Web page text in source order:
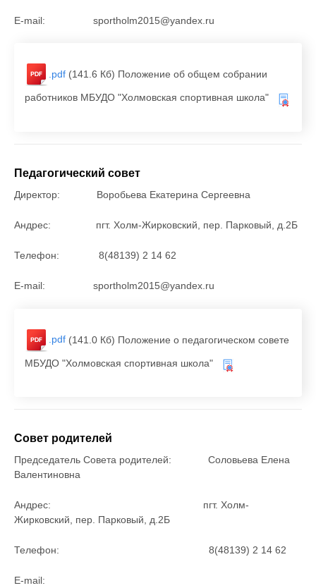
E-mail: sportholm2015@yandex.ru
.pdf (141.6 Кб) Положение об общем собрании
работников МБУДО "Холмовская спортивная школа"
Педагогический совет
Директор: Воробьева Екатерина Сергеевна
Андрес: пгт. Холм-Жирковский, пер. Парковый, д.2Б
Телефон: 8(48139) 2 14 62
E-mail: sportholm2015@yandex.ru
.pdf (141.0 Кб) Положение о педагогическом совете
МБУДО "Холмовская спортивная школа"
Совет родителей
Председатель Совета родителей: Соловьева Елена
Валентиновна
Андрес: пгт. Холм-
Жирковский, пер. Парковый, д.2Б
Телефон: 8(48139) 2 14 62
E-mail: